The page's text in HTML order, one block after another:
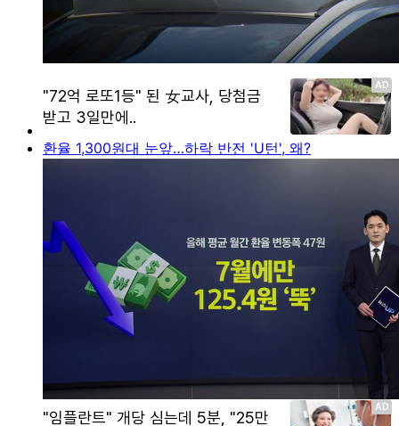
환율 1,300원대 눈앞…하락 반전 'U턴', 왜?